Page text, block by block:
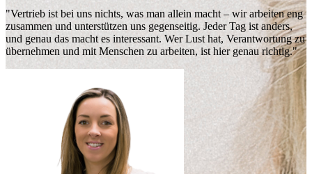
"Vertrieb ist bei uns nichts, was man allein macht – wir arbeiten eng
zusammen und unterstützen uns gegenseitig. Jeder Tag ist anders,
und genau das macht es interessant. Wer Lust hat, Verantwortung zu
übernehmen und mit Menschen zu arbeiten, ist hier genau richtig."